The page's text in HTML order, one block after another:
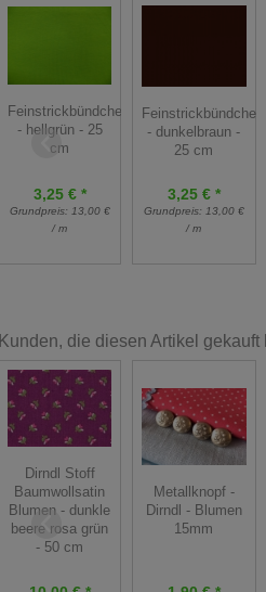
Feinstrickbündchen
- hellgrün - 25
cm
3,25 € *
Grundpreis: 13,00 €
/ m
Feinstrickbündchen
- dunkelbraun -
25 cm
3,25 € *
Grundpreis: 13,00 €
/ m
Kunden, die diesen Artikel gekauft
Dirndl Stoff
Baumwollsatin
Blumen - dunkle
beere rosa grün
- 50 cm
Metallknopf -
Dirndl - Blumen
15mm